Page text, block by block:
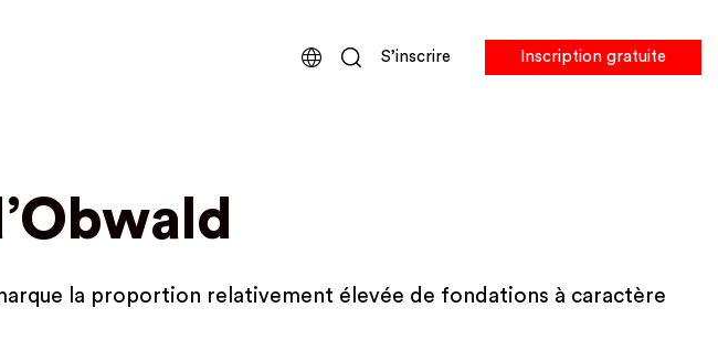
S’inscrire Inscription gratuite
la proportion relativement élevée de fondations à caractère